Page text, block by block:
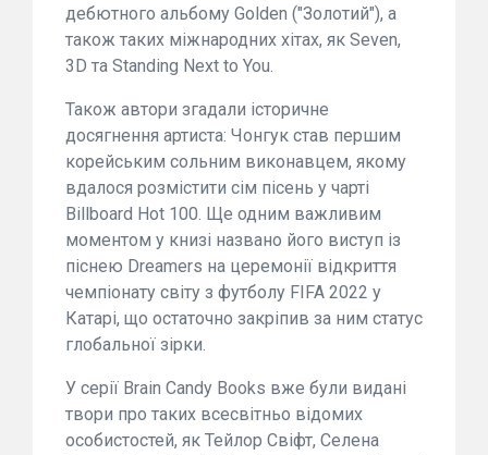
дебютного альбому Golden ("Золотий"), а
також таких міжнародних хітах, як Seven,
3D та Standing Next to You.
Також автори згадали історичне
досягнення артиста: Чонгук став першим
корейським сольним виконавцем, якому
вдалося розмістити сім пісень у чарті
Billboard Hot 100. Ще одним важливим
моментом у книзі названо його виступ із
піснею Dreamers на церемонії відкриття
чемпіонату світу з футболу FIFA 2022 у
Катарі, що остаточно закріпив за ним статус
глобальної зірки.
У серії Brain Candy Books вже були видані
твори про таких всесвітньо відомих
особистостей, як Тейлор Свіфт, Селена